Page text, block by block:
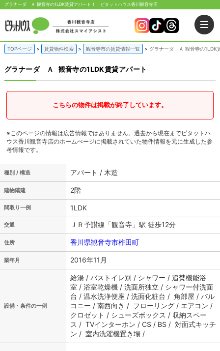
グラナーダ Ａ 観音寺の1LDK賃貸アパート！｜ピタットハウス香川観音寺店
TOPページ 賃貸物件検索 観音寺市の賃貸情報一覧 グラナーダ Ａ 観音寺の1LDK
グラナーダ Ａ 観音寺の1LDK賃貸アパート
こちらの物件は掲載が終了しています。
※このページの情報は広告情報ではありません。過去から現在までピタットハ
ウス香川観音寺店のホームぺージに掲載されていた物件情報を元に生成した参
考情報です。
種別 / 構造 アパート / 木造
建物階建 2階
間取り一例 1LDK
交通 ＪＲ予讃線「観音寺」駅 徒歩12分
住所 香川県観音寺市柞田町
築年月 2016年11月
設備・条件の一例
給湯 / バストイレ別 / シャワー / 追焚機能浴
室 / 浴室乾燥機 / 洗面所独立 / シャワー付洗面
台 / 温水洗浄便座 / 洗面化粧台 / 角部屋 / バル
コニー / 南西向き / フローリング / エアコン /
クロゼット / シューズボックス / 収納スペー
ス / TVインターホン / CS / BS / 対面式キッチ
ン / 室内洗濯機置き場 /